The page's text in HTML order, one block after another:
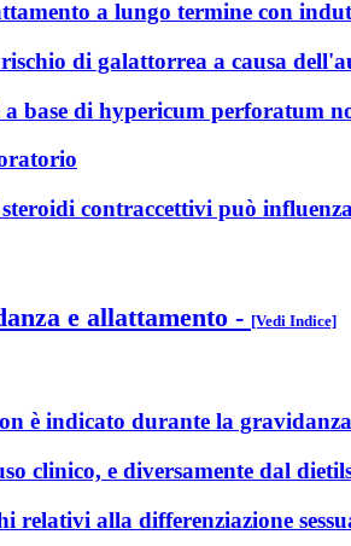
a lungo termine con
di galattorrea a causa
base di hypericum perforatum
contraccettivi può
e allattamento - [Vedi Indice]
è indicato durante la
clinico, e diversamente dal
relativi alla differenziazione